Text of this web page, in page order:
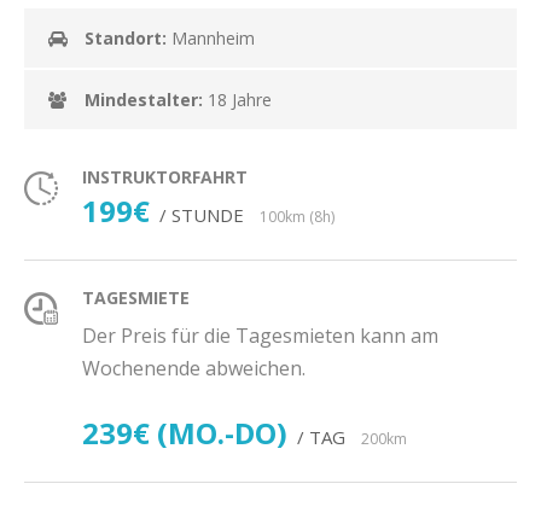
Standort: Mannheim
Mindestalter: 18 Jahre
INSTRUKTORFAHRT
199€ / STUNDE 100km (8h)
TAGESMIETE
Der Preis für die Tagesmieten kann am
Wochenende abweichen.
239€ (MO.-DO) / TAG 200km